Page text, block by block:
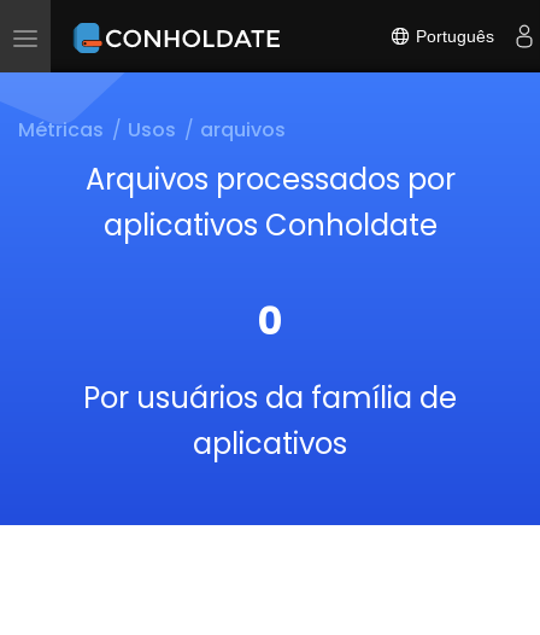
Toggle
Português
Métricas Usos arquivos
Arquivos processados ​​por
aplicativos Conholdate
0
Por usuários da família de
aplicativos